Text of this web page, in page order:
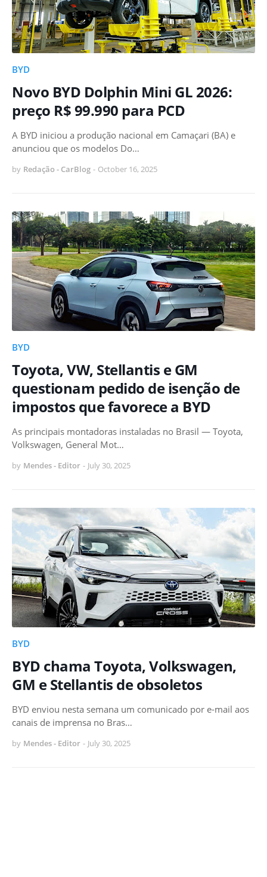
BYD
Novo BYD Dolphin Mini GL 2026:
preço R$ 99.990 para PCD
A BYD iniciou a produção nacional em Camaçari (BA) e
anunciou que os modelos Do…
by Redação - CarBlog - October 16, 2025
BYD
Toyota, VW, Stellantis e GM
questionam pedido de isenção de
impostos que favorece a BYD
As principais montadoras instaladas no Brasil — Toyota,
Volkswagen, General Mot…
by Mendes - Editor - July 30, 2025
BYD
BYD chama Toyota, Volkswagen,
GM e Stellantis de obsoletos
BYD enviou nesta semana um comunicado por e-mail aos
canais de imprensa no Bras…
by Mendes - Editor - July 30, 2025